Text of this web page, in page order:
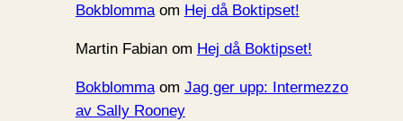
Bokblommaom Hej då Boktipset!
Martin Fabianom Hej då Boktipset!
Bokblommaom Jag ger upp: Intermezzo
av Sally Rooney